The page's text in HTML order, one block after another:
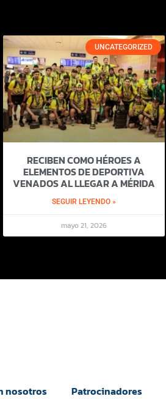
UNCATEGORIZED
RECIBEN COMO HÉROES A
ELEMENTOS DE DEPORTIVA
VENADOS AL LLEGAR A MÉRIDA
SEGUIR LEYENDO »
mayo 21, 2026
nosotros Patrocinadores